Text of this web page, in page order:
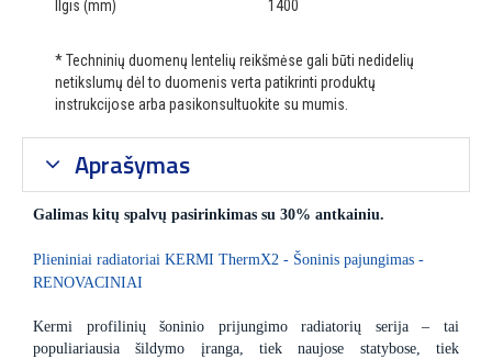
Ilgis (mm) 1400
* Techninių duomenų lentelių reikšmėse gali būti nedidelių
netikslumų dėl to duomenis verta patikrinti produktų
instrukcijose arba pasikonsultuokite su mumis.
Aprašymas
Galimas kitų spalvų pasirinkimas su 30% antkainiu.
Plieniniai radiatoriai KERMI ThermX2 - Šoninis pajungimas -
RENOVACINIAI
Kermi profilinių šoninio prijungimo radiatorių serija – tai
populiariausia šildymo įranga, tiek naujose statybose, tiek